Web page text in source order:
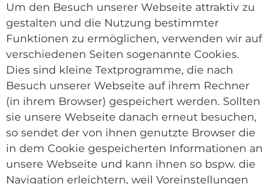
Um den Besuch unserer Webseite attraktiv zu
gestalten und die Nutzung bestimmter
Funktionen zu ermöglichen, verwenden wir auf
verschiedenen Seiten sogenannte Cookies.
Dies sind kleine Textprogramme, die nach
Besuch unserer Webseite auf ihrem Rechner
(in ihrem Browser) gespeichert werden. Sollten
sie unsere Webseite danach erneut besuchen,
so sendet der von ihnen genutzte Browser die
in dem Cookie gespeicherten Informationen an
unsere Webseite und kann ihnen so bspw. die
Navigation erleichtern, weil Voreinstellungen